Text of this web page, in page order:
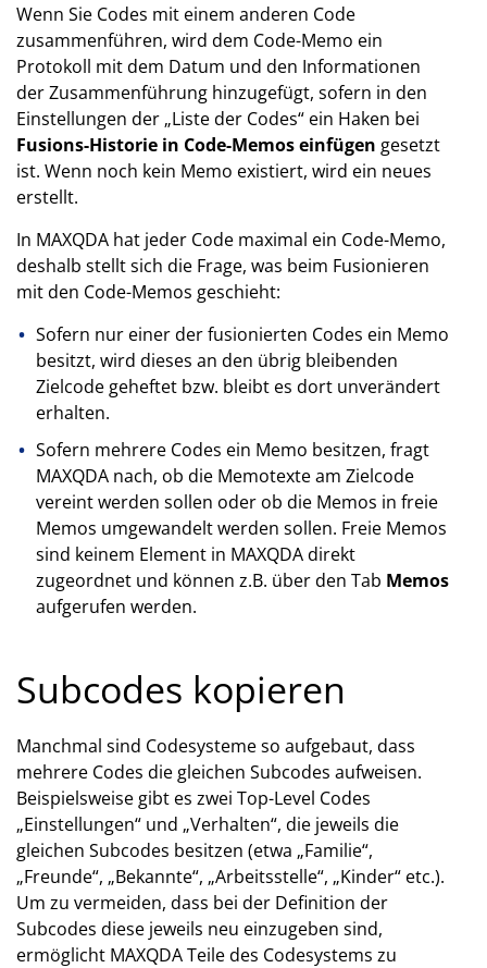
Wenn Sie Codes mit einem anderen Code
zusammenführen, wird dem Code-Memo ein
Protokoll mit dem Datum und den Informationen
der Zusammenführung hinzugefügt, sofern in den
Einstellungen der „Liste der Codes“ ein Haken bei
Fusions-Historie in Code-Memos einfügen gesetzt
ist. Wenn noch kein Memo existiert, wird ein neues
erstellt.
In MAXQDA hat jeder Code maximal ein Code-Memo,
deshalb stellt sich die Frage, was beim Fusionieren
mit den Code-Memos geschieht:
Sofern nur einer der fusionierten Codes ein Memo
besitzt, wird dieses an den übrig bleibenden
Zielcode geheftet bzw. bleibt es dort unverändert
erhalten.
Sofern mehrere Codes ein Memo besitzen, fragt
MAXQDA nach, ob die Memotexte am Zielcode
vereint werden sollen oder ob die Memos in freie
Memos umgewandelt werden sollen. Freie Memos
sind keinem Element in MAXQDA direkt
zugeordnet und können z.B. über den Tab Memos
aufgerufen werden.
Subcodes kopieren
Manchmal sind Codesysteme so aufgebaut, dass
mehrere Codes die gleichen Subcodes aufweisen.
Beispielsweise gibt es zwei Top-Level Codes
„Einstellungen“ und „Verhalten“, die jeweils die
gleichen Subcodes besitzen (etwa „Familie“,
„Freunde“, „Bekannte“, „Arbeitsstelle“, „Kinder“ etc.).
Um zu vermeiden, dass bei der Definition der
Subcodes diese jeweils neu einzugeben sind,
ermöglicht MAXQDA Teile des Codesystems zu